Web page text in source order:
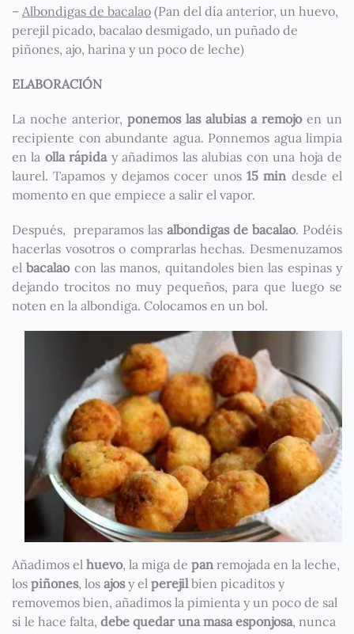
– Albondigas de bacalao (Pan del día anterior, un huevo,
perejil picado, bacalao desmigado, un puñado de
piñones, ajo, harina y un poco de leche)
ELABORACIÓN
La noche anterior, ponemos las alubias a remojoen un
recipiente con abundante agua. Ponnemos agua limpia
en la olla rápida y añadimos las alubias con una hoja de
laurel. Tapamos y dejamos cocer unos 15 min desde el
momento en que empiece a salir el vapor.
Después, preparamos las albondigas de bacalao. Podéis
hacerlas vosotros o comprarlas hechas. Desmenuzamos
elbacalaocon las manos, quitandoles bien las espinas y
dejando trocitos no muy pequeños, para que luego se
noten en la albondiga. Colocamos en un bol.
Añadimos el huevo, la miga de pan remojada en la leche,
los piñones, los ajosy el perejilbien picaditos y
removemos bien, añadimos la pimienta y un poco de sal
si le hace falta, debe quedar una masa esponjosa, nunca